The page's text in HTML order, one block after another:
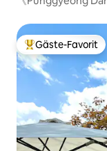
Beliebter Gäste-
Gäste-Favorit